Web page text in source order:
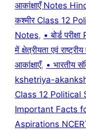
आकांक्षाएँ Notes
कश्मीर Class 12
Notes, • बोर्ड
में क्षेत्रीयता एवं
आकांक्षाएँ, • भारतीय
kshetriya-
Class 12 Political
Important Facts
Aspirations